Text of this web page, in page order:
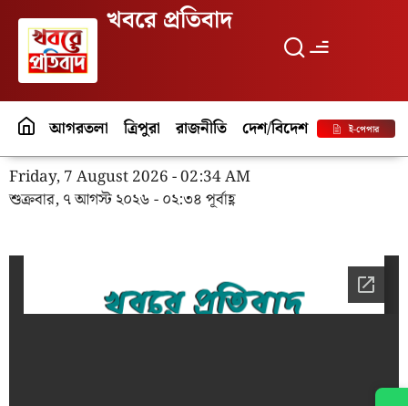
খবরে প্রতিবাদ
আগরতলা ত্রিপুরা রাজনীতি দেশ/বিদেশ পর্যটনই-পেপার
Friday, 7 August 2026 - 02:34 AM
শুক্রবার, ৭ আগস্ট ২০২৬ - ০২:৩৪ পূর্বাহ্ণ